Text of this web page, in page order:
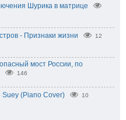
Шурика в матрице
- Признаки жизни 12
мост России, по
146
Suey (Piano Cover) 10